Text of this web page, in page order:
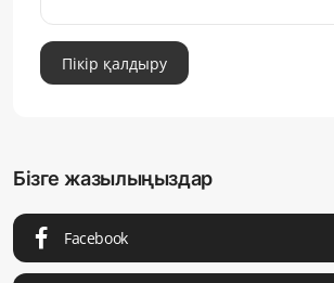
Пікір қалдыру
Бізге жазылыңыздар
Facebook